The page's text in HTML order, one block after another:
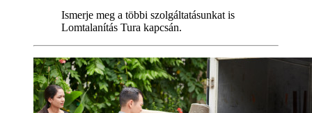
Ismerje meg a többi szolgáltatásunkat is
Lomtalanítás Tura kapcsán.